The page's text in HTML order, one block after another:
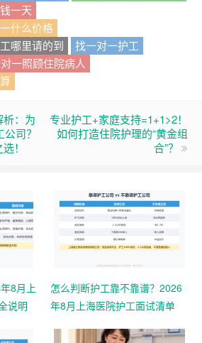
一天
什么价格
哪里请的到
找一对一护工
一照顾住院病人
析：为
司？
！
专业护工+家庭支持=1+1>2！
如何打造住院护理的“黄金组
合”？
8月上
说明
怎么判断护工靠不靠谱？2026
年8月上海医院护工面试清单